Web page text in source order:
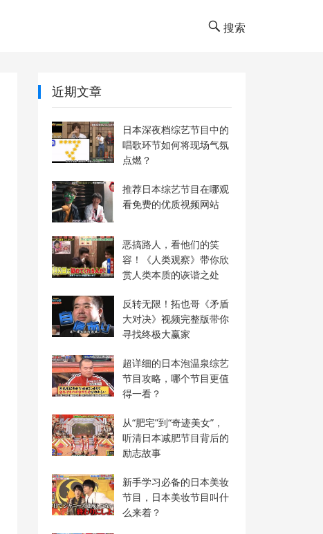
搜索
近期文章
日本深夜档综艺节目中的
唱歌环节如何将现场气氛
点燃？
推荐日本综艺节目在哪观
看免费的优质视频网站
恶搞路人，看他们的笑
容！《人类观察》带你欣
赏人类本质的诙谐之处
反转无限！拓也哥《矛盾
大对决》视频完整版带你
寻找终极大赢家
超详细的日本泡温泉综艺
节目攻略，哪个节目更值
得一看？
从“肥宅”到“奇迹美女”，
听清日本减肥节目背后的
励志故事
新手学习必备的日本美妆
节目，日本美妆节目叫什
么来着？